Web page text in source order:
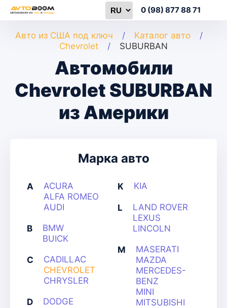
0 (98) 877 88 71
Авто из США под ключ
Каталог авто
Chevrolet
SUBURBAN
Автомобили
Chevrolet SUBURBAN
из Америки
Марка авто
A
ACURA
ALFA ROMEO
AUDI
B
BMW
BUICK
C
CADILLAC
CHEVROLET
CHRYSLER
D DODGE
K KIA
L
LAND ROVER
LEXUS
LINCOLN
M
MASERATI
MAZDA
MERCEDES-
BENZ
MINI
MITSUBISHI